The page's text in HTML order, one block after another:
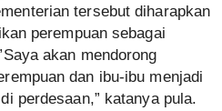
tersebut diharapkan
perempuan sebagai
akan mendorong
dan ibu-ibu menjadi
perdesaan,” katanya pula.